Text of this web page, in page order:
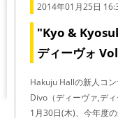
2014年01月25日
"Kyo &
ディーヴォ
Hakuju Hallの新人コ
Divo（ディーヴァ,ディ
1月30日(木)、今年度